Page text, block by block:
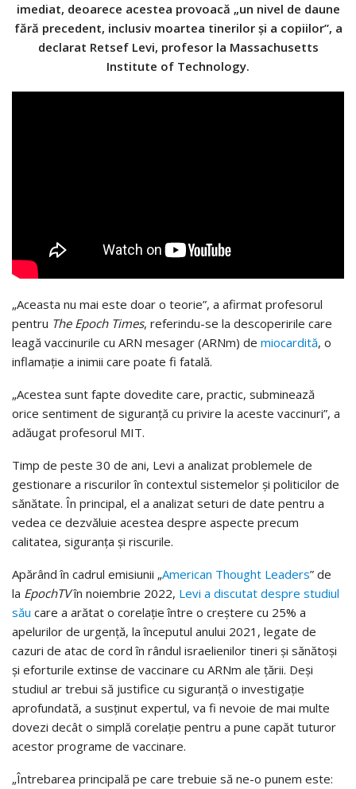
imediat, deoarece acestea provoacă „un nivel de daune
fără precedent, inclusiv moartea tinerilor şi a copiilor”, a
declarat Retsef Levi, profesor la Massachusetts
Institute of Technology.
„Aceasta nu mai este doar o teorie”, a afirmat profesorul
pentru The Epoch Times, referindu-se la descoperirile care
leagă vaccinurile cu ARN mesager (ARNm) de miocardită, o
inflamaţie a inimii care poate fi fatală.
„Acestea sunt fapte dovedite care, practic, subminează
orice sentiment de siguranţă cu privire la aceste vaccinuri”, a
adăugat profesorul MIT.
Timp de peste 30 de ani, Levi a analizat problemele de
gestionare a riscurilor în contextul sistemelor şi politicilor de
sănătate. În principal, el a analizat seturi de date pentru a
vedea ce dezvăluie acestea despre aspecte precum
calitatea, siguranţa şi riscurile.
Apărând în cadrul emisiunii „American Thought Leaders” de
la EpochTVîn noiembrie 2022, Levi a discutat despre studiul
său care a arătat o corelaţie între o creştere cu 25% a
apelurilor de urgenţă, la începutul anului 2021, legate de
cazuri de atac de cord în rândul israelienilor tineri şi sănătoşi
şi eforturile extinse de vaccinare cu ARNm ale ţării. Deşi
studiul ar trebui să justifice cu siguranţă o investigaţie
aprofundată, a susţinut expertul, va fi nevoie de mai multe
dovezi decât o simplă corelaţie pentru a pune capăt tuturor
acestor programe de vaccinare.
„Întrebarea principală pe care trebuie să ne-o punem este: